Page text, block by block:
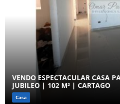
VENDO ESPECTACULAR CASA
JUBILEO | 102 M² | CARTAGO
Casa